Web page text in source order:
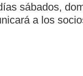
sábados,
a los